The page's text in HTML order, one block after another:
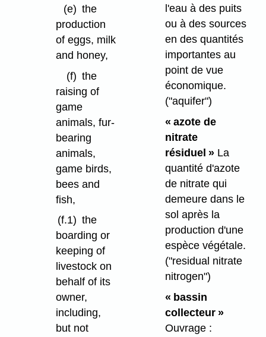
(e) the
production
of eggs, milk
and honey,
(f) the
raising of
game
animals, fur-
bearing
animals,
game birds,
bees and
fish,
(f.1) the
boarding or
keeping of
livestock on
behalf of its
owner,
including,
but not
l'eau à des puits
ou à des sources
en des quantités
importantes au
point de vue
économique.
("aquifer")
« azote de
nitrate
résiduel »La
quantité d'azote
de nitrate qui
demeure dans le
sol après la
production d'une
espèce végétale.
("residual nitrate
nitrogen")
« bassin
collecteur »
Ouvrage :